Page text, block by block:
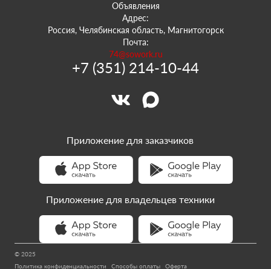
Объявления
Адрес:
Россия, Челябинская область, Магнитогорск
Почта:
74@sowork.ru
+7 (351) 214-10-44
© 2025
Политика конфиденциальности
Способы оплаты Оферта
Приложение для заказчиков
Приложение для владельцев техники